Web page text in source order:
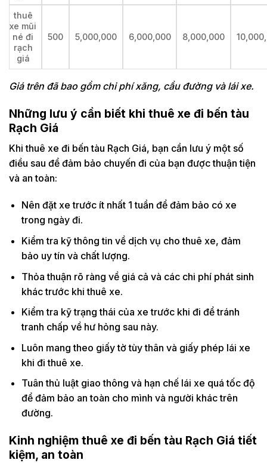
thuê
xe mũi
né đi
rạch
giá
500 5,000,000 6,000,000 8,000,000
Giá trên đã bao gồm chi phí xăng, cầu đường và lái xe.
Những lưu ý cần biết khi thuê xe đi bến tàu
Rạch Giá
Khi thuê xe đi bến tàu Rạch Giá, bạn cần lưu ý một số
điều sau để đảm bảo chuyến đi của bạn được thuận tiện
và an toàn:
Nên đặt xe trước ít nhất 1 tuần để đảm bảo có xe
trong ngày đi.
Kiểm tra kỹ thông tin về dịch vụ cho thuê xe, đảm
bảo uy tín và chất lượng.
Thỏa thuận rõ ràng về giá cả và các chi phí phát sinh
khác trước khi thuê xe.
Kiểm tra kỹ trạng thái của xe trước khi đi để tránh
tranh chấp về hư hỏng sau này.
Luôn mang theo giấy tờ tùy thân và giấy phép lái xe
khi đi thuê xe.
Tuân thủ luật giao thông và hạn chế lái xe quá tốc độ
để đảm bảo an toàn cho mình và người khác trên
đường.
Kinh nghiệm thuê xe đi bến tàu Rạch Giá tiết
kiệm, an toàn